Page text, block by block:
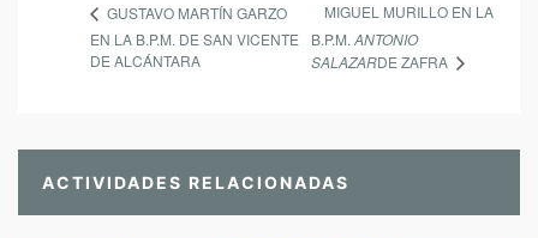
GUSTAVO MARTÍN GARZO
EN LA B.P.M. DE SAN VICENTE
DE ALCÁNTARA
MIGUEL MURILLO EN LA
B.P.M. ANTONIO
SALAZARDE ZAFRA
ACTIVIDADES RELACIONADAS